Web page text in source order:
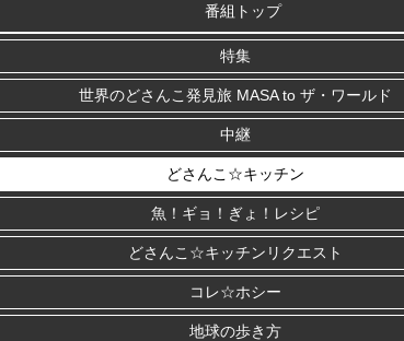
番組トップ
特集
世界のどさんこ発見旅 MASA to ザ・ワールド
中継
どさんこ☆キッチン
魚！ギョ！ぎょ！レシピ
どさんこ☆キッチンリクエスト
コレ☆ホシー
地球の歩き方